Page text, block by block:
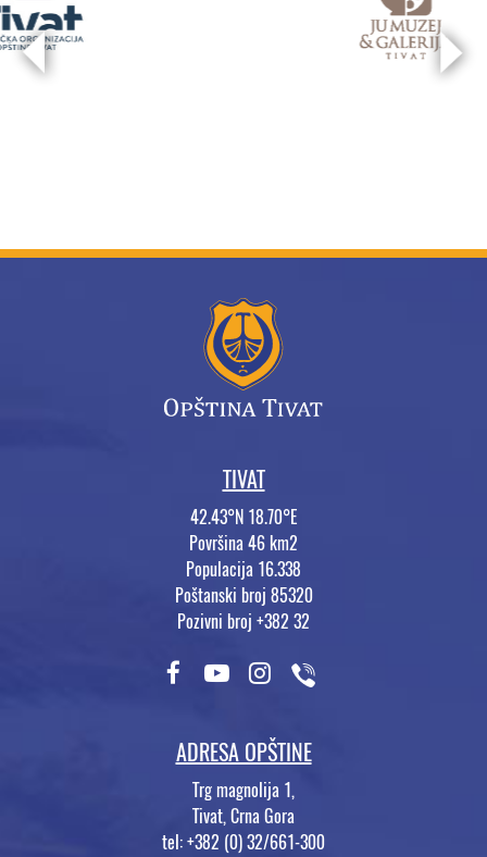
TIVAT
42.43°N 18.70°E
Površina 46 km2
Populacija 16.338
Poštanski broj 85320
Pozivni broj +382 32
ADRESA OPŠTINE
Trg magnolija 1,
Tivat, Crna Gora
tel: +382 (0) 32/661-300